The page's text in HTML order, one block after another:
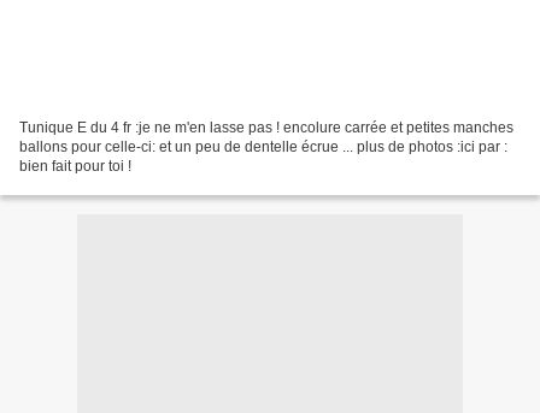
Tunique E du 4 fr :je ne m'en lasse pas ! encolure carrée et petites manches
ballons pour celle-ci: et un peu de dentelle écrue ... plus de photos :ici par :
bien fait pour toi !